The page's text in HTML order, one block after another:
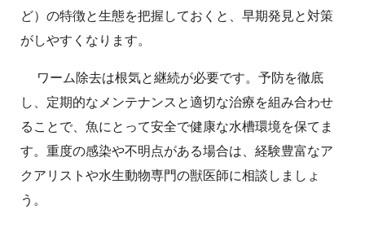
ど）の特徴と生態を把握しておくと、早期発見と対策
がしやすくなります。
ワーム除去は根気と継続が必要です。予防を徹底
し、定期的なメンテナンスと適切な治療を組み合わせ
ることで、魚にとって安全で健康な水槽環境を保てま
す。重度の感染や不明点がある場合は、経験豊富なア
クアリストや水生動物専門の獣医師に相談しましょ
う。